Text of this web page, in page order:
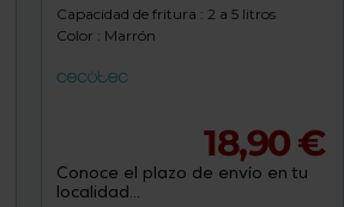
Capacidad de fritura : 2 a 5 litros
Color : Marrón
18,90 €
Conoce el plazo de envío en tu
localidad...